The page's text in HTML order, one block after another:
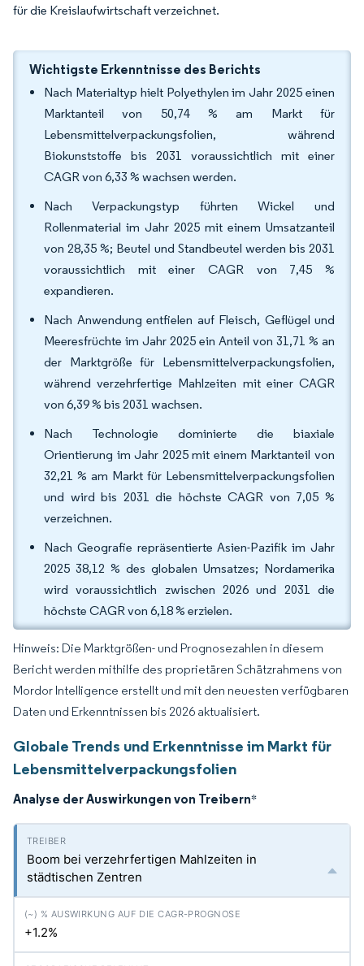
für die Kreislaufwirtschaft verzeichnet.
Wichtigste Erkenntnisse des Berichts
Nach Materialtyp hielt Polyethylen im Jahr 2025 einen
Marktanteil von 50,74 % am Markt für
Lebensmittelverpackungsfolien, während
Biokunststoffe bis 2031 voraussichtlich mit einer
CAGR von 6,33 % wachsen werden.
Nach Verpackungstyp führten Wickel und
Rollenmaterial im Jahr 2025 mit einem Umsatzanteil
von 28,35 %; Beutel und Standbeutel werden bis 2031
voraussichtlich mit einer CAGR von 7,45 %
expandieren.
Nach Anwendung entfielen auf Fleisch, Geflügel und
Meeresfrüchte im Jahr 2025 ein Anteil von 31,71 % an
der Marktgröße für Lebensmittelverpackungsfolien,
während verzehrfertige Mahlzeiten mit einer CAGR
von 6,39 % bis 2031 wachsen.
Nach Technologie dominierte die biaxiale
Orientierung im Jahr 2025 mit einem Marktanteil von
32,21 % am Markt für Lebensmittelverpackungsfolien
und wird bis 2031 die höchste CAGR von 7,05 %
verzeichnen.
Nach Geografie repräsentierte Asien-Pazifik im Jahr
2025 38,12 % des globalen Umsatzes; Nordamerika
wird voraussichtlich zwischen 2026 und 2031 die
höchste CAGR von 6,18 % erzielen.
Hinweis: Die Marktgrößen- und Prognosezahlen in diesem
Bericht werden mithilfe des proprietären Schätzrahmens von
Mordor Intelligence erstellt und mit den neuesten verfügbaren
Daten und Erkenntnissen bis 2026 aktualisiert.
Globale Trends und Erkenntnisse im Markt für
Lebensmittelverpackungsfolien
Analyse der Auswirkungen von Treibern*
Boom bei verzehrfertigen Mahlzeiten in
städtischen Zentren
+1.2%